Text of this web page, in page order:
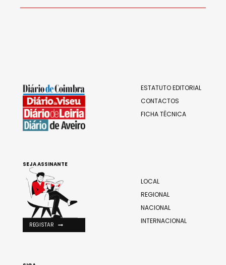
ESTATUTO EDITORIAL
CONTACTOS
FICHA TÉCNICA
LOCAL
REGIONAL
NACIONAL
INTERNACIONAL
SEJA ASSINANTE
REGISTAR